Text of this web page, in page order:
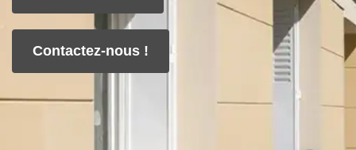
Contactez-nous !